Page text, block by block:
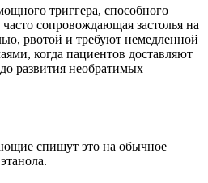
триггера, способного
сопровождающая застолья на
рвотой и требуют немедленной
когда пациентов доставляют
развития необратимых
спишут это на обычное